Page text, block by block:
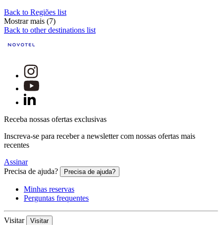
Back to Regiões list
Mostrar mais (7)
Back to other destinations list
Receba nossas ofertas exclusivas
Inscreva-se para receber a newsletter com nossas ofertas mais
recentes
Assinar
Precisa de ajuda?
Precisa de ajuda?
Minhas reservas
Perguntas frequentes
Visitar Visitar